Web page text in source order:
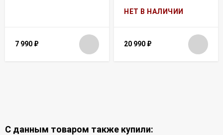
7 990 ₽
НЕТ В НАЛИЧИИ
20 990 ₽
С данным товаром также купили: